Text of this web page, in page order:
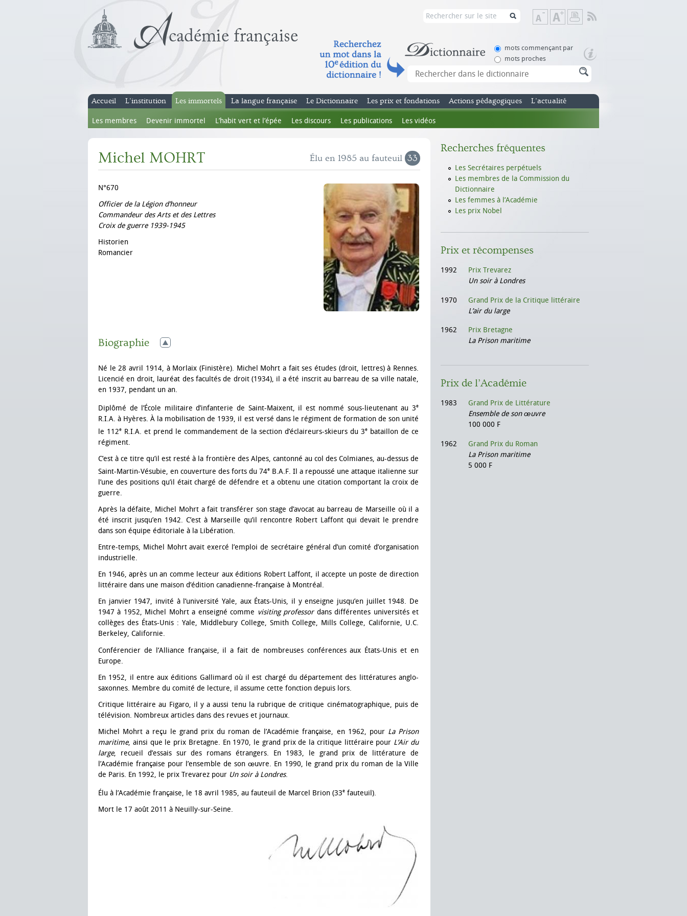
Diminuer
la
de
Augmenter
la
de
mots commençant par
mots proches
Accueil L’institution Les immortels
Les membres Devenir immortel L’habit vert et l’épée Les discours Les publications Les vidéos
La langue française Le Dictionnaire Les prix et fondations Actions pédagogiques L’actualité
Michel MOHRT Élu en 1985 au fauteuil 33
N°670
Officier de la Légion d’honneur
Commandeur des Arts et des Lettres
Croix de guerre 1939-1945
Historien
Romancier
Biographie
Né le 28 avril 1914, à Morlaix (Finistère). Michel Mohrt a fait ses études (droit, lettres) à Rennes.
Licencié en droit, lauréat des facultés de droit (1934), il a été inscrit au barreau de sa ville natale,
en 1937, pendant un an.
Diplômé de l’École militaire d’infanterie de Saint-Maixent, il est nommé sous-lieutenant au 3e
R.I.A. à Hyères. À la mobilisation de 1939, il est versé dans le régiment de formation de son unité
le 112e R.I.A. et prend le commandement de la section d’éclaireurs-skieurs du 3e
bataillon de ce
régiment.
C’est à ce titre qu’il est resté à la frontière des Alpes, cantonné au col des Colmianes, au-dessus de
Saint-Martin-Vésubie, en couverture des forts du 74e B.A.F. Il a repoussé une attaque italienne sur
l’une des positions qu’il était chargé de défendre et a obtenu une citation comportant la croix de
guerre.
Après la défaite, Michel Mohrt a fait transférer son stage d’avocat au barreau de Marseille où il a
été inscrit jusqu’en 1942. C’est à Marseille qu’il rencontre Robert Laffont qui devait le prendre
dans son équipe éditoriale à la Libération.
Entre-temps, Michel Mohrt avait exercé l’emploi de secrétaire général d’un comité d’organisation
industrielle.
En 1946, après un an comme lecteur aux éditions Robert Laffont, il accepte un poste de direction
littéraire dans une maison d’édition canadienne-française à Montréal.
En janvier 1947, invité à l’université Yale, aux États-Unis, il y enseigne jusqu’en juillet 1948. De
1947 à 1952, Michel Mohrt a enseigné comme visiting professordans différentes universités et
collèges des États-Unis : Yale, Middlebury College, Smith College, Mills College, Californie, U.C.
Berkeley, Californie.
Conférencier de l’Alliance française, il a fait de nombreuses conférences aux États-Unis et en
Europe.
En 1952, il entre aux éditions Gallimard où il est chargé du département des littératures anglo-
saxonnes. Membre du comité de lecture, il assume cette fonction depuis lors.
Critique littéraire au Figaro, il y a aussi tenu la rubrique de critique cinématographique, puis de
télévision. Nombreux articles dans des revues et journaux.
Michel Mohrt a reçu le grand prix du roman de l’Académie française, en 1962, pour La Prison
maritime, ainsi que le prix Bretagne. En 1970, le grand prix de la critique littéraire pour L’Air du
large, recueil d’essais sur des romans étrangers. En 1983, le grand prix de littérature de
l’Académie française pour l’ensemble de son œuvre. En 1990, le grand prix du roman de la Ville
de Paris. En 1992, le prix Trevarez pour Un soir à Londres.
Élu à l’Académie française, le 18 avril 1985, au fauteuil de Marcel Brion (33e fauteuil).
Mort le 17 août 2011 à Neuilly-sur-Seine.
Recherches fréquentes
Les Secrétaires perpétuels
Les membres de la Commission du
Dictionnaire
Les femmes à l’Académie
Les prix Nobel
Prix et récompenses
1992
Prix Trevarez
Un soir à Londres
1970
Grand Prix de la Critique littéraire
L’air du large
1962
Prix Bretagne
La Prison maritime
Prix de l’Académie
1983
Grand Prix de Littérature
Ensemble de son œuvre
100 000 F
1962
Grand Prix du Roman
La Prison maritime
5 000 F